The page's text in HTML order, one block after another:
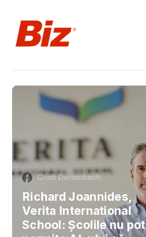
Cristi Dorombach
Richard Joannides,
Verita International
School: Școlile nu pot